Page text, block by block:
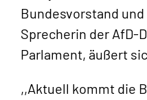
Bundesvorstand
Sprecherin der AfD-
Parlament, äußert
,,Aktuell kommt die